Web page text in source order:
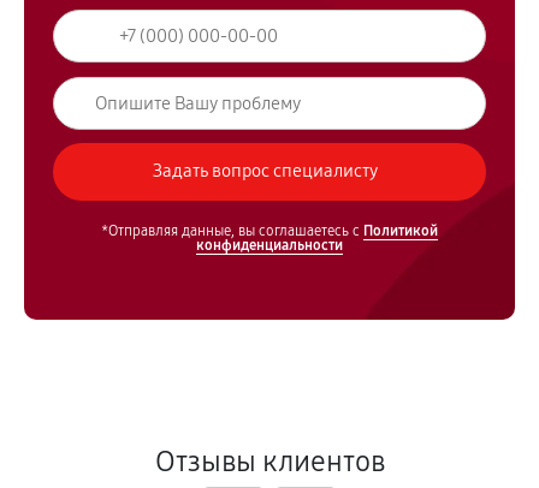
*Отправляя данные, вы соглашаетесь с Политикой
конфиденциальности
Отзывы клиентов